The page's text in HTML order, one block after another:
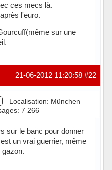
ces mecs là.
l'euro.
sur une
#22
21-06-2012 11:20:58
Localisation: München
7 266
sur le banc pour donner
un vrai guerrier, même
gazon.